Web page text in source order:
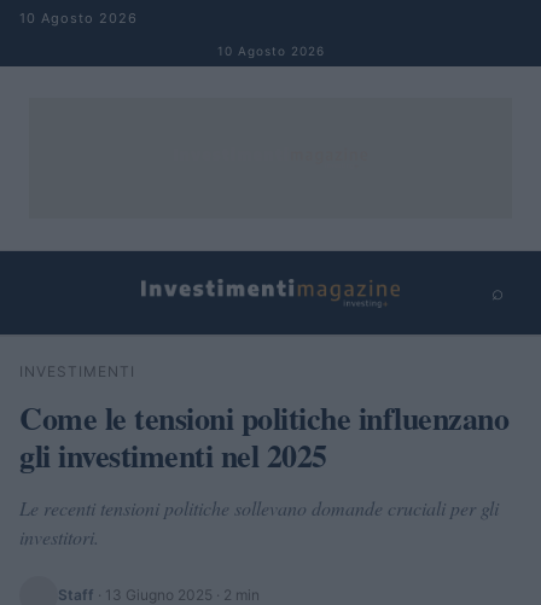
Salta al contenuto
10 Agosto 2026
10 Agosto 2026
⌕
Cerca
INVESTIMENTI
Come le tensioni politiche influenzano
gli investimenti nel 2025
Le recenti tensioni politiche sollevano domande cruciali per gli
investitori.
Staff · 13 Giugno 2025 · 2 min